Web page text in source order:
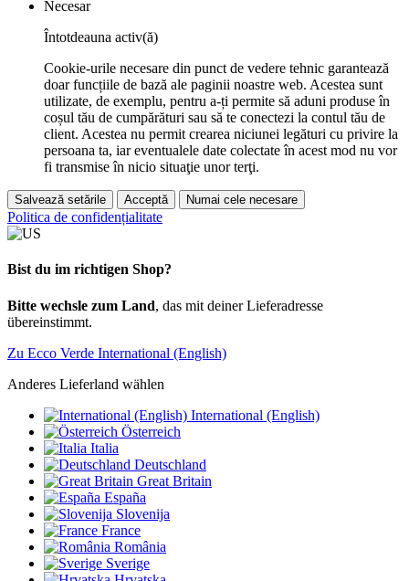
Necesar
Întotdeauna activ(ă)
Cookie-urile necesare din punct de vedere tehnic garantează
doar funcțiile de bază ale paginii noastre web. Acestea sunt
utilizate, de exemplu, pentru a-ți permite să aduni produse în
coșul tău de cumpărături sau să te conectezi la contul tău de
client. Acestea nu permit crearea niciunei legături cu privire la
persoana ta, iar eventualele date colectate în acest mod nu vor
fi transmise în nicio situaţie unor terţi.
Salvează setările Acceptă Numai cele necesare
Politica de confidențialitate
Bist du im richtigen Shop?
Bitte wechsle zum Land, das mit deiner Lieferadresse
übereinstimmt.
Zu Ecco Verde International (English)
Anderes Lieferland wählen
International (English)
Österreich
Italia
Deutschland
Great Britain
España
Slovenija
France
România
Sverige